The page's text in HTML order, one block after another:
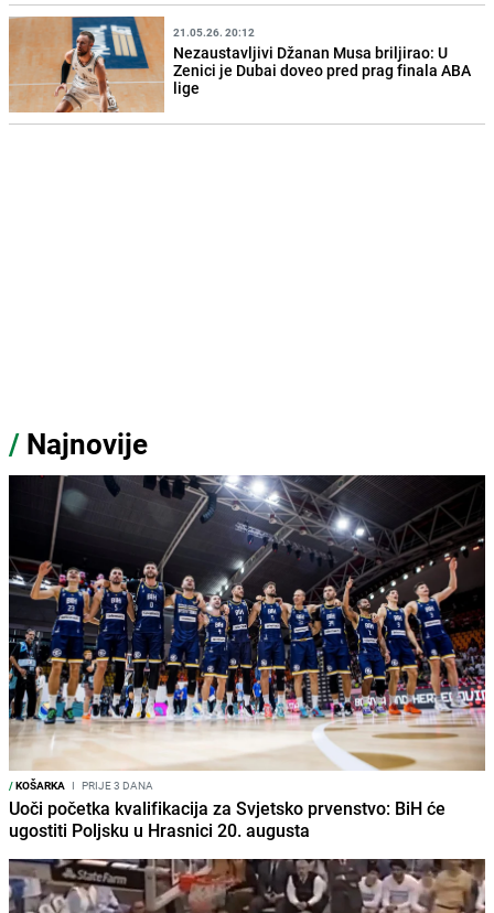
21.05.26. 20:12
Nezaustavljivi Džanan Musa briljirao: U
Zenici je Dubai doveo pred prag finala ABA
lige
/ Najnovije
/KOŠARKA I PRIJE 3 DANA
Uoči početka kvalifikacija za Svjetsko prvenstvo: BiH će
ugostiti Poljsku u Hrasnici 20. augusta